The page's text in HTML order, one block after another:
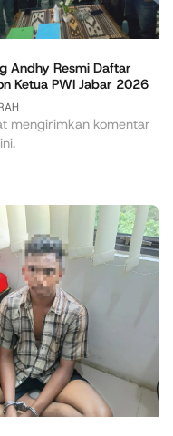
Andhy Resmi Daftar
Ketua PWI Jabar 2026
mengirimkan komentar